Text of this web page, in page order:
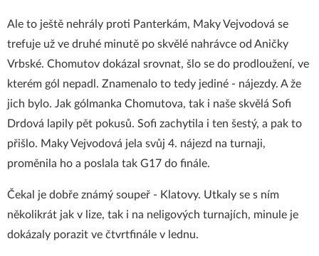
Ale to ještě nehrály proti Panterkám, Maky Vejvodová se
trefuje už ve druhé minutě po skvělé nahrávce od Aničky
Vrbské. Chomutov dokázal srovnat, šlo se do prodloužení, ve
kterém gól nepadl. Znamenalo to tedy jediné - nájezdy. A že
jich bylo. Jak gólmanka Chomutova, tak i naše skvělá Sofi
Drdová lapily pět pokusů. Sofi zachytila i ten šestý, a pak to
přišlo. Maky Vejvodová jela svůj 4. nájezd na turnaji,
proměnila ho a poslala tak G17 do finále.
Čekal je dobře známý soupeř - Klatovy. Utkaly se s ním
několikrát jak v lize, tak i na neligových turnajích, minule je
dokázaly porazit ve čtvrtfinále v lednu.